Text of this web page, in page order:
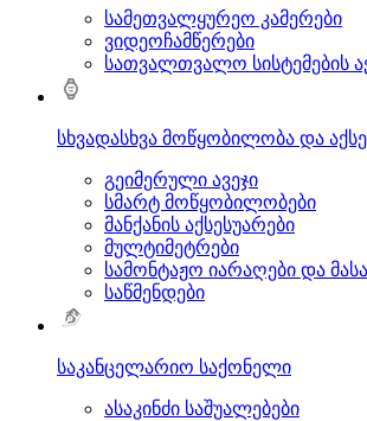
სამეთვალყურეო კამერები
ვიდეოჩამწერები
სათვალთვალო სისტემების
სხვადასხვა მოწყობილობა და
გეიმერული ავეჯი
სმარტ მოწყობილობები
მანქანის აქსესუარები
მულტიმეტრები
სამონტაჟო იარაღები და
საწმენდები
საკანცელარიო საქონელი
ასაკინძი საშუალებები